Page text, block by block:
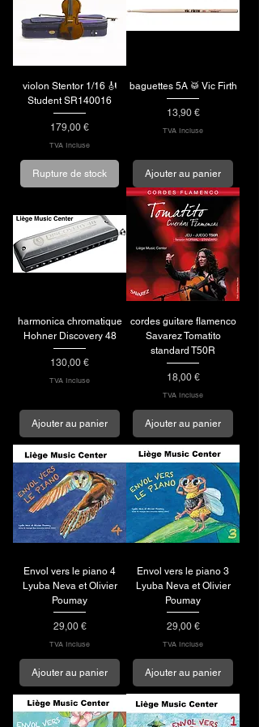
violon Stentor 1/16 🎻
Student SR140016
Prix
179,00 €
TVA Incluse
Rupture de stock
baguettes 5A 🥁 Vic Firth
Prix
13,90 €
TVA Incluse
Ajouter au panier
harmonica chromatique
Hohner Discovery 48
Prix
130,00 €
TVA Incluse
Ajouter au panier
cordes guitare flamenco
Savarez Tomatito
standard T50R
Prix
18,00 €
TVA Incluse
Ajouter au panier
Envol vers le piano 4
Lyuba Neva et Olivier
Poumay
Prix
29,00 €
TVA Incluse
Ajouter au panier
Envol vers le piano 3
Lyuba Neva et Olivier
Poumay
Prix
29,00 €
TVA Incluse
Ajouter au panier